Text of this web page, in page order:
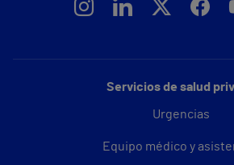
Servicios de salud
Urgencias
Equipo médico y